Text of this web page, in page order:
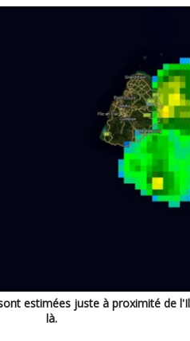
estimées juste à proximité de
là.